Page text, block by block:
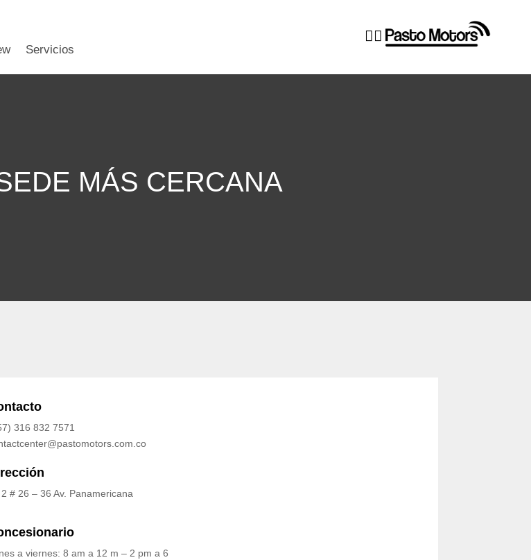
Servicios

MÁS CERCANA
316 832 7571
# 26 – 36 Av. Panamericana
a viernes: 8 am a 12 m – 2 pm a 6